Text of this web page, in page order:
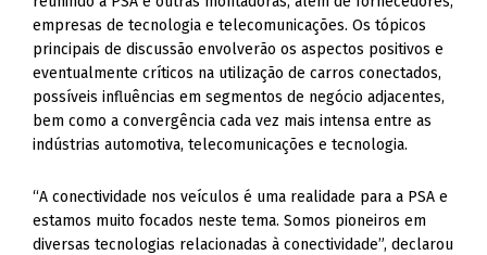
empresas de tecnologia e telecomunicações. Os tópicos
principais de discussão envolverão os aspectos positivos e
eventualmente críticos na utilização de carros conectados,
possíveis influências em segmentos de negócio adjacentes,
bem como a convergência cada vez mais intensa entre as
indústrias automotiva, telecomunicações e tecnologia.
“A conectividade nos veículos é uma realidade para a PSA e
estamos muito focados neste tema. Somos pioneiros em
diversas tecnologias relacionadas à conectividade”, declarou